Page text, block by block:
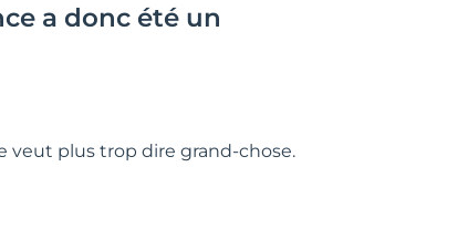
a donc été un
veut plus trop dire grand-chose.